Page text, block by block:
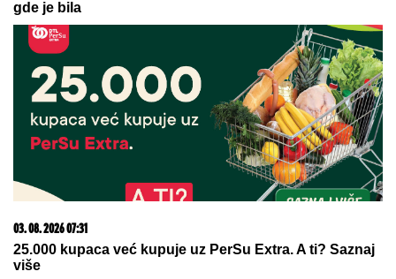
23. 07. 2026 12:47
Letnje večeri u gradu više nisu rezervisane za vikend:
Zašto sve više ljudi bira večeru koja se spontano
pretvori u druženje